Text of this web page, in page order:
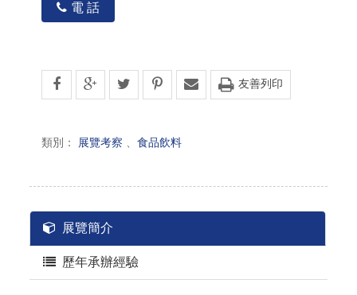
電 話
友善列印
類別： 展覽考察 、食品飲料
展覽簡介
歷年承辦經驗